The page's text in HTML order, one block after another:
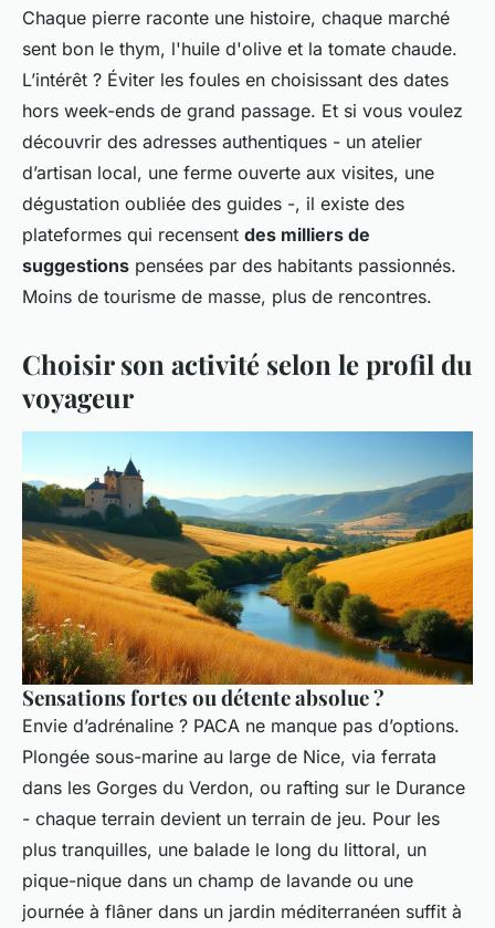
Chaque pierre raconte une histoire, chaque marché
sent bon le thym, l'huile d'olive et la tomate chaude.
L’intérêt ? Éviter les foules en choisissant des dates
hors week-ends de grand passage. Et si vous voulez
découvrir des adresses authentiques - un atelier
d’artisan local, une ferme ouverte aux visites, une
dégustation oubliée des guides -, il existe des
plateformes qui recensent des milliers de
suggestions pensées par des habitants passionnés.
Moins de tourisme de masse, plus de rencontres.
Choisir son activité selon le profil du
voyageur
Sensations fortes ou détente absolue ?
Envie d’adrénaline ? PACA ne manque pas d’options.
Plongée sous-marine au large de Nice, via ferrata
dans les Gorges du Verdon, ou rafting sur le Durance
- chaque terrain devient un terrain de jeu. Pour les
plus tranquilles, une balade le long du littoral, un
pique-nique dans un champ de lavande ou une
journée à flâner dans un jardin méditerranéen suffit à